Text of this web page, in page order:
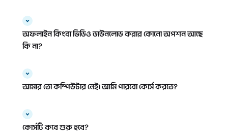
অফলাইন কিংবা ভিডিও ডাউনলোড করার কোনো অপশন আছে
কি না?
আমার তো কম্পিউটার নেই। আমি পারবো কোর্স করতে?
কোর্সটি কবে শুরু হবে?